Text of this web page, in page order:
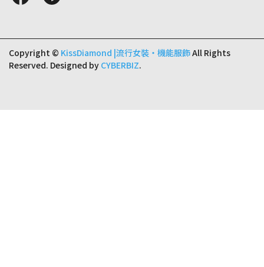
Copyright © KissDiamond |流行女裝‧機能服飾All Rights
Reserved. Designed by CYBERBIZ.